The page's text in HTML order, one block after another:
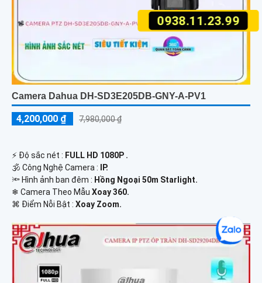
0938.11.23.99
Camera Dahua DH-SD3E205DB-GNY-A-PV1
4,200,000 ₫ 7,980,000 ₫
️⚡ Độ sắc nét : FULL HD 1080P .
🕉️ Công Nghệ Camera :
IP.
🔦 Hình ảnh ban đêm : Hồng Ngoại 50m Starlight.
❄ Camera Theo Mẫu Xoay 360.
️⌘ Điểm Nỗi Bật : Xoay Zoom.